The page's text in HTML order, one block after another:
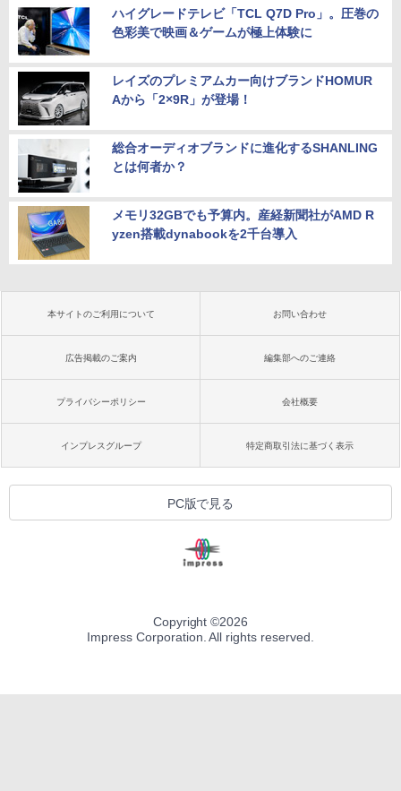
ハイグレードテレビ「TCL Q7D Pro」。圧巻の
色彩美で映画＆ゲームが極上体験に
レイズのプレミアムカー向けブランドHOMUR
Aから「2×9R」が登場！
総合オーディオブランドに進化するSHANLING
とは何者か？
メモリ32GBでも予算内。産経新聞社がAMD R
yzen搭載dynabookを2千台導入
本サイトのご利用について お問い合わせ
広告掲載のご案内 編集部へのご連絡
プライバシーポリシー 会社概要
インプレスグループ 特定商取引法に基づく表示
PC版で見る
Copyright ©2026
Impress Corporation. All rights reserved.